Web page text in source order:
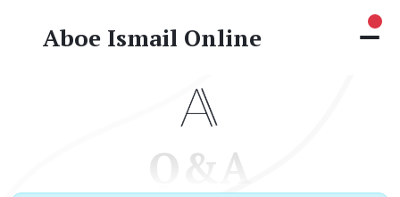
Aboe Ismail Online
Q&A